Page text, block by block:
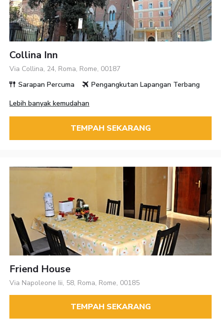
Collina Inn
Via Collina, 24, Roma, Rome, 00187
Sarapan Percuma
Pengangkutan Lapangan Terbang
Lebih banyak kemudahan
TEMPAH SEKARANG
Friend House
Via Napoleone Iii, 58, Roma, Rome, 00185
TEMPAH SEKARANG